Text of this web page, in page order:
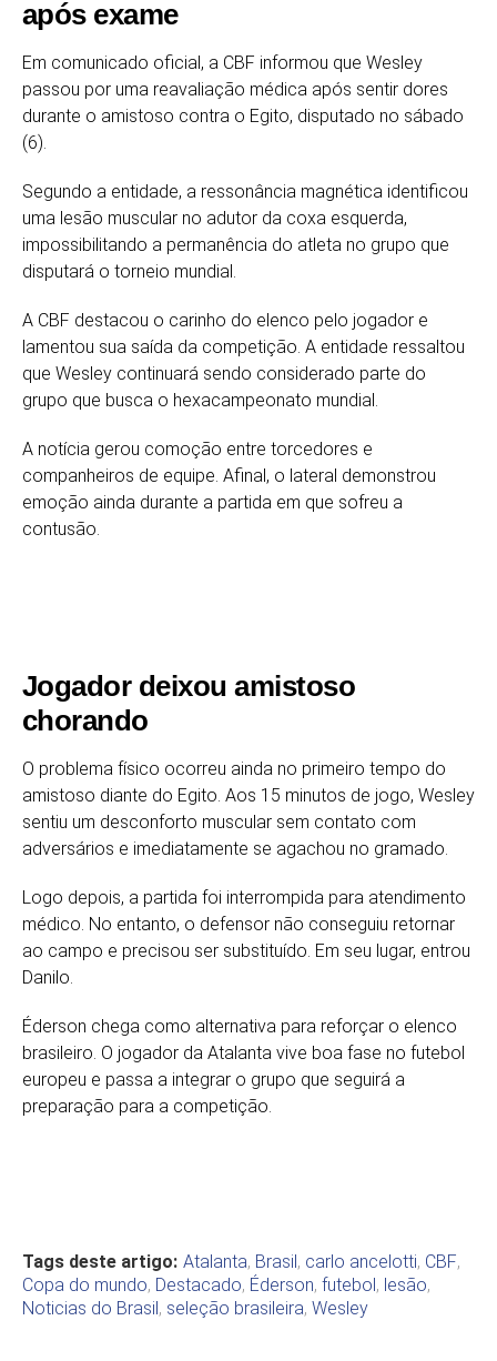
após exame
Em comunicado oficial, a CBF informou que Wesley
passou por uma reavaliação médica após sentir dores
durante o amistoso contra o Egito, disputado no sábado
(6).
Segundo a entidade, a ressonância magnética identificou
uma lesão muscular no adutor da coxa esquerda,
impossibilitando a permanência do atleta no grupo que
disputará o torneio mundial.
A CBF destacou o carinho do elenco pelo jogador e
lamentou sua saída da competição. A entidade ressaltou
que Wesley continuará sendo considerado parte do
grupo que busca o hexacampeonato mundial.
A notícia gerou comoção entre torcedores e
companheiros de equipe. Afinal, o lateral demonstrou
emoção ainda durante a partida em que sofreu a
contusão.
Jogador deixou amistoso
chorando
O problema físico ocorreu ainda no primeiro tempo do
amistoso diante do Egito. Aos 15 minutos de jogo, Wesley
sentiu um desconforto muscular sem contato com
adversários e imediatamente se agachou no gramado.
Logo depois, a partida foi interrompida para atendimento
médico. No entanto, o defensor não conseguiu retornar
ao campo e precisou ser substituído. Em seu lugar, entrou
Danilo.
Éderson chega como alternativa para reforçar o elenco
brasileiro. O jogador da Atalanta vive boa fase no futebol
europeu e passa a integrar o grupo que seguirá a
preparação para a competição.
Tags deste artigo: Atalanta, Brasil, carlo ancelotti, CBF,
Copa do mundo, Destacado, Éderson, futebol, lesão,
Noticias do Brasil, seleção brasileira, Wesley